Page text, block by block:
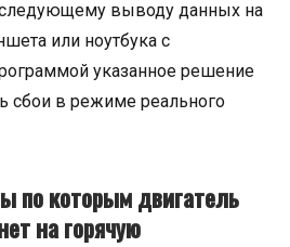
выводу данных на
или ноутбука с
указанное решение
сбои в режиме реального
по которым двигатель
на горячую